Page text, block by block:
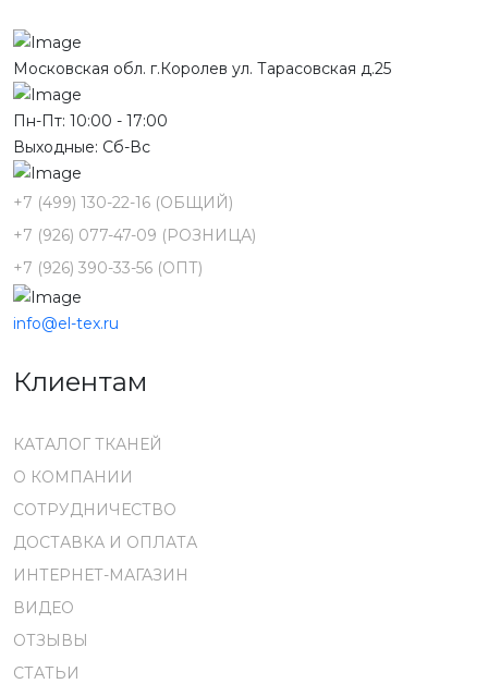
Московская обл. г.Королев ул. Тарасовская д.25
Пн-Пт: 10:00 - 17:00
Выходные: Сб-Вс
+7 (499) 130-22-16 (ОБЩИЙ)
+7 (926) 077-47-09 (РОЗНИЦА)
+7 (926) 390-33-56 (ОПТ)
info@el-tex.ru
Клиентам
КАТАЛОГ ТКАНЕЙ
О КОМПАНИИ
СОТРУДНИЧЕСТВО
ДОСТАВКА И ОПЛАТА
ИНТЕРНЕТ-МАГАЗИН
ВИДЕО
ОТЗЫВЫ
СТАТЬИ